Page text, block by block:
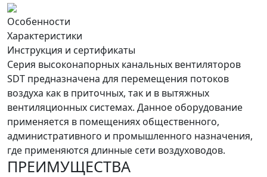
Особенности
Характеристики
Инструкция и сертификаты
Серия высоконапорных канальных вентиляторов
SDT предназначена для перемещения потоков
воздуха как в приточных, так и в вытяжных
вентиляционных системах. Данное оборудование
применяется в помещениях общественного,
административного и промышленного назначения,
где применяются длинные сети воздуховодов.
ПРЕИМУЩЕСТВА